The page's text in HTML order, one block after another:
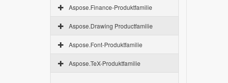
Aspose.Finance-Produktfamilie
Aspose.Drawing Productfamilie
Aspose.Font-Produktfamilie
Aspose.TeX-Produktfamilie